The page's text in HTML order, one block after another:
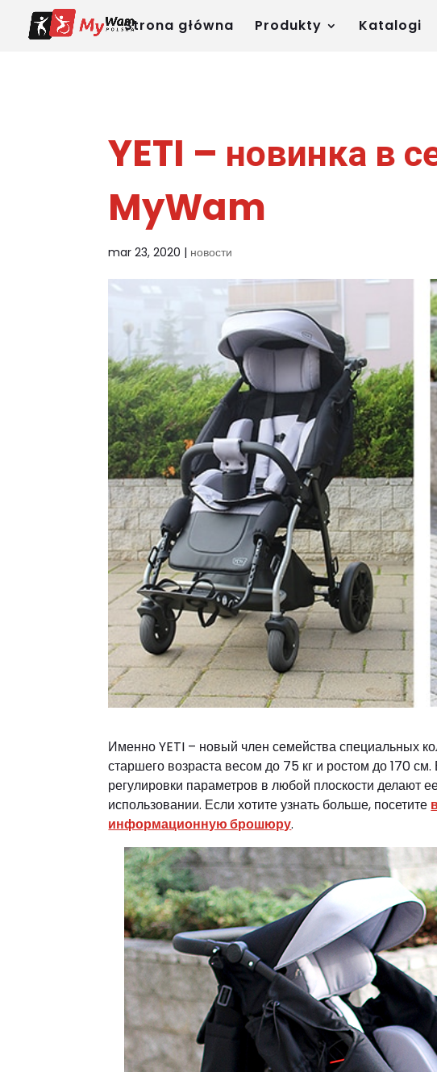
Strona główna Produkty Katalogi
YETI – новинка в
MyWam
mar 23, 2020 | новости
Именно YETI – новый член семейства специальных
старшего возраста весом до 75 кг и ростом до 170
регулировки параметров в любой плоскости
использовании. Если хотите узнать больше, посетите
информационную брошюру.